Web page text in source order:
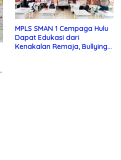
MPLS SMAN 1 Cempaga Hulu
Dapat Edukasi dari
Kenakalan Remaja, Bullying